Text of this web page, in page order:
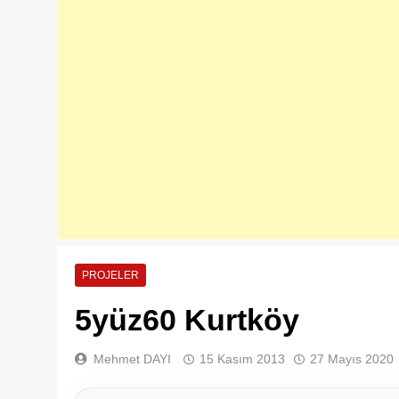
PROJELER
5yüz60 Kurtköy
Mehmet DAYI 15 Kasım 2013 27 Mayıs 2020